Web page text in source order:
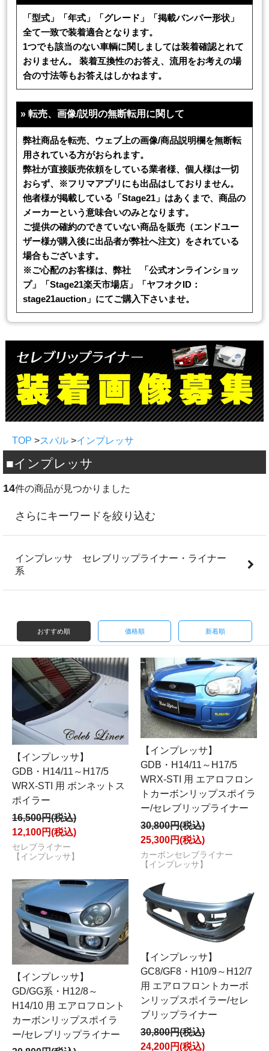
「型式」「年式」「グレード」「掲載バンパー形状」
全て一致で装着適合となります。
1つでも該当のない車輌に関しましては装着確認とれて
おりません。 装着互換性のお答え、流用をお考えの場
合の寸法等もお答えはしかねます。
»転売、画像/説明の無断転用に関して
弊社商品を転売、ウェブ上の画像/商品説明欄を無断転
用されている方がおられます。
弊社が直接販売依頼をしている業者様、個人様は一切
おらず、※フリマアプリにも出品はしておりません。
他者様が掲載している「Stage21」はあくまで、商品の
メーカーという意味合いのみとなります。
ご提供の確約のできていない商品を販売（エンドユー
ザー様が購入後に出品者が弊社へ注文）をされている
場合もございます。
※ご心配のお客様は、弊社 「公式オンラインショッ
プ」「Stage21楽天市場店」「ヤフオクID：
stage21auction」にてご購入下さいませ。
TOP >スバル >インプレッサ
■インプレッサ
14件の商品が見つかりました
さらにキーワードを絞り込む
インプレッサ セレブリップライナー・ライナー
系
おすすめ順 価格順 新着順
【インプレッサ】
GDB・H14/11～H17/5
WRX-STI 用 ボンネットス
ポイラー
16,500円(税込)
12,100円(税込)
セレブライナー
【インプレッサ】
【インプレッサ】
GDB・H14/11～H17/5
WRX-STI 用 エアロフロン
トカーボンリップスポイラ
ー/セレブリップライナー
30,800円(税込)
25,300円(税込)
カーボンセレブライナー
【インプレッサ】
【インプレッサ】
GD/GG系・H12/8～
H14/10 用 エアロフロント
カーボンリップスポイラ
ー/セレブリップライナー
【インプレッサ】
GC8/GF8・H10/9～H12/7
用 エアロフロントカーボ
ンリップスポイラー/セレ
ブリップライナー
30,800円(税込)
24,200円(税込)